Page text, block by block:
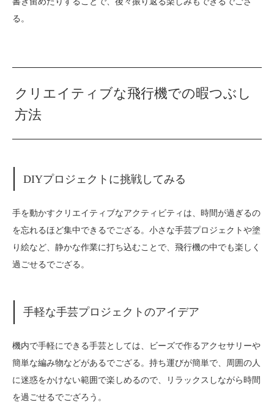
る。
クリエイティブな飛行機での暇つぶし
方法
DIYプロジェクトに挑戦してみる
手を動かすクリエイティブなアクティビティは、時間が過ぎるの
を忘れるほど集中できるでござる。小さな手芸プロジェクトや塗
り絵など、静かな作業に打ち込むことで、飛行機の中でも楽しく
過ごせるでござる。
手軽な手芸プロジェクトのアイデア
機内で手軽にできる手芸としては、ビーズで作るアクセサリーや
簡単な編み物などがあるでござる。持ち運びが簡単で、周囲の人
に迷惑をかけない範囲で楽しめるので、リラックスしながら時間
を過ごせるでござろう。